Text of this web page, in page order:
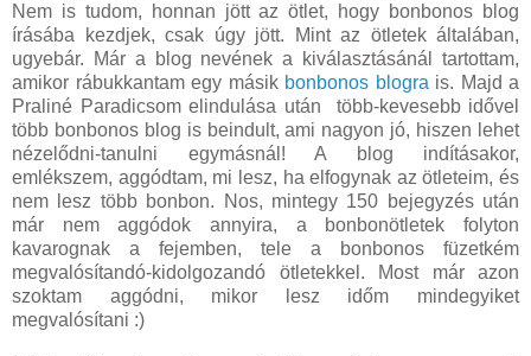
Nem is tudom, honnan jött az ötlet, hogy bonbonos blog
írásába kezdjek, csak úgy jött. Mint az ötletek általában,
ugyebár. Már a blog nevének a kiválasztásánál tartottam,
amikor rábukkantam egy másik bonbonos blogra is. Majd a
Praliné Paradicsom elindulása után több-kevesebb idővel
több bonbonos blog is beindult, ami nagyon jó, hiszen lehet
nézelődni-tanulni egymásnál! A blog indításakor,
emlékszem, aggódtam, mi lesz, ha elfogynak az ötleteim, és
nem lesz több bonbon. Nos, mintegy 150 bejegyzés után
már nem aggódok annyira, a bonbonötletek folyton
kavarognak a fejemben, tele a bonbonos füzetkém
megvalósítandó-kidolgozandó ötletekkel. Most már azon
szoktam aggódni, mikor lesz időm mindegyiket
megvalósítani :)